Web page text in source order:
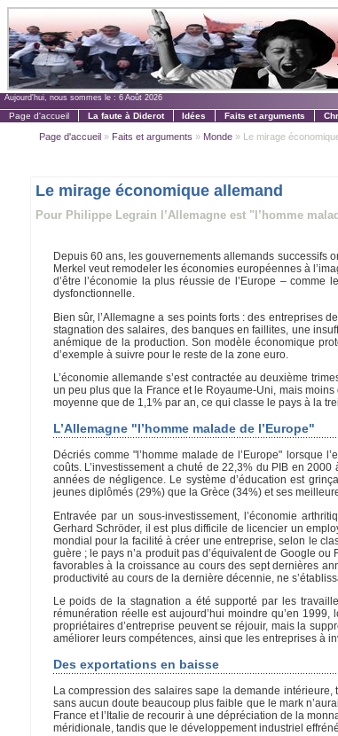
Aujourd'hui, nous sommes le : 6 Août 2026
Page d'accueil La faute à Diderot Idées Faits et arguments
Page d'accueil» Faits et arguments » Monde» Le mirage
Le mirage économique allemand
Pour Philippe Legrain l’Allemagne est "l’homme
Depuis 60 ans, les gouvernements allemands successifs
Merkel veut remodeler les économies européennes à
d’être l’économie la plus réussie de l’Europe – comme
dysfonctionnelle.
Bien sûr, l’Allemagne a ses points forts : des entreprises
stagnation des salaires, des banques en faillites, une
anémique de la production. Son modèle économique
d’exemple à suivre pour le reste de la zone euro.
L’économie allemande s’est contractée au deuxième
un peu plus que la France et le Royaume-Uni, mais
moyenne que de 1,1% par an, ce qui classe le pays à la
L’Allemagne "l’homme malade de l’Europe"
Décriés comme "l’homme malade de l’Europe" lorsque
coûts. L’investissement a chuté de 22,3% du PIB en
années de négligence. Le système d’éducation est
jeunes diplômés (29%) que la Grèce (34%) et ses
Entravée par un sous-investissement, l’économie
Gerhard Schröder, il est plus difficile de licencier un
mondial pour la facilité à créer une entreprise, selon le
guère ; le pays n’a produit pas d’équivalent de Google
favorables à la croissance au cours des sept dernières
productivité au cours de la dernière décennie, ne
Le poids de la stagnation a été supporté par les
rémunération réelle est aujourd’hui moindre qu’en
propriétaires d’entreprise peuvent se réjouir, mais la
améliorer leurs compétences, ainsi que les entreprises à
Des exportations en baisse
La compression des salaires sape la demande
sans aucun doute beaucoup plus faible que le mark
France et l’Italie de recourir à une dépréciation de la
méridionale, tandis que le développement industriel